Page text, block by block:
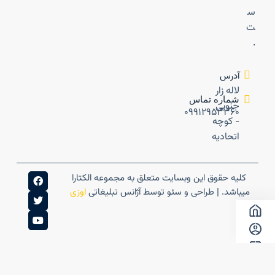
س
ت
.
آدرس
لاله زار
جنوبی
- کوچه
اتحادیه
شماره تماس
۰۹۹۱۲۹۵۳۳۶۰
کلیه حقوق این وبسایت متعلق به مجموعه الکتارا
میباشد. | طراحی و سئو توسط آژانس تبلیغاتیاوزی